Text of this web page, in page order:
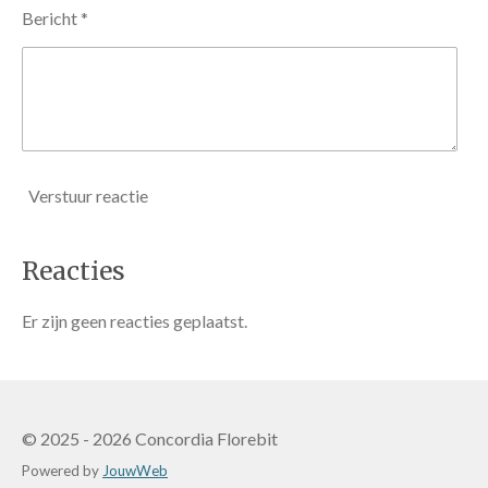
Bericht *
Verstuur reactie
Reacties
Er zijn geen reacties geplaatst.
© 2025 - 2026 Concordia Florebit
Powered by JouwWeb